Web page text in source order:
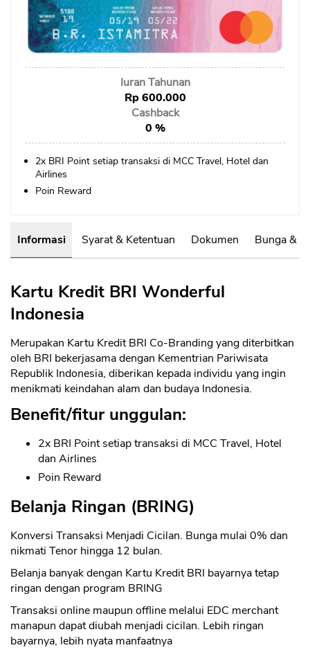
Sekuritas Saham
Bank Digital
Asuransi
Asuransi Jiwa
Asuransi Kesehatan
Iuran Tahunan
Rp 600.000
Cashback
0 %
2x BRI Point setiap transaksi di MCC Travel, Hotel dan
Airlines
Poin Reward
Informasi Syarat & Ketentuan Dokumen Bunga &
Kartu Kredit BRI Wonderful
Indonesia
Merupakan Kartu Kredit BRI Co-Branding yang diterbitkan
oleh BRI bekerjasama dengan Kementrian Pariwisata
Republik Indonesia, diberikan kepada individu yang ingin
menikmati keindahan alam dan budaya Indonesia.
Benefit/fitur unggulan:
2x BRI Point setiap transaksi di MCC Travel, Hotel
dan Airlines
Poin Reward
Belanja Ringan (BRING)
Konversi Transaksi Menjadi Cicilan. Bunga mulai 0% dan
nikmati Tenor hingga 12 bulan.
Belanja banyak dengan Kartu Kredit BRI bayarnya tetap
ringan dengan program BRING
Transaksi online maupun offline melalui EDC merchant
manapun dapat diubah menjadi cicilan. Lebih ringan
bayarnya, lebih nyata manfaatnya